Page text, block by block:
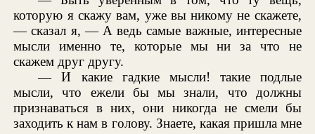
которую я скажу вам, уже вы никому не скажете,
— сказал я, — А ведь самые важные, интересные
мысли именно те, которые мы ни за что не
скажем друг другу.
— И какие гадкие мысли! такие подлые
мысли, что ежели бы мы знали, что должны
признаваться в них, они никогда не смели бы
заходить к нам в голову. Знаете, какая пришла мне